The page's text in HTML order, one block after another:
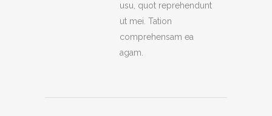
usu, quot reprehendunt
ut mei. Tation
comprehensam ea
agam.